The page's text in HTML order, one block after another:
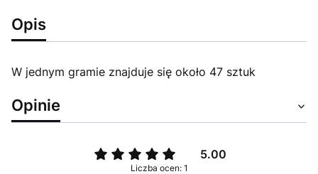
Opis
W jednym gramie znajduje się około 47 sztuk
Opinie
5.00
Liczba ocen: 1